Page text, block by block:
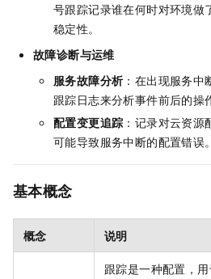
号跟踪记录谁在何时对环境做
稳定性。
故障诊断与运维
服务故障分析：在出现服务中
跟踪日志来分析事件前后的操
配置变更追踪 ：记录对云资
可能导致服务中断的配置错误。
基本概念
概念 说明
跟踪是一种配置，